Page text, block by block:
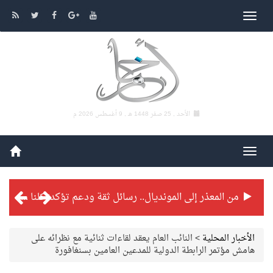
الأحد , 25 صفر 1448 هـ , 9 أغسطس 2026 م
من المعذر إلى المونديال.. رسائل ثقة ودعم تؤكد: كلنا مع الأخضر
الأخبار المحلية>النائب العام يعقد لقاءات ثنائية مع نظرائه على
هامش مؤتمر الرابطة الدولية للمدعين العامين بسنغافورة